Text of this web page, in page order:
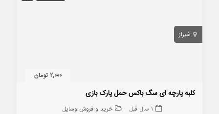
شیراز
2,000 تومان
کلبه پارچه ای سگ باکس حمل پارک بازی
1 سال قبل خرید و فروش وسایل